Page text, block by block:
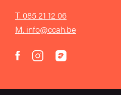
T. 085 21 12 06
M. info@ccah.be
facebook
instagram
acast